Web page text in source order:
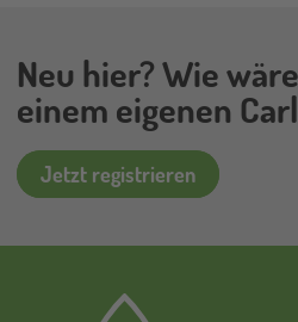
Neu hier? Wie
einem eigenen
Jetzt registrieren